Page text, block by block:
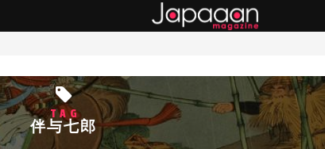
TAG
伴与七郎